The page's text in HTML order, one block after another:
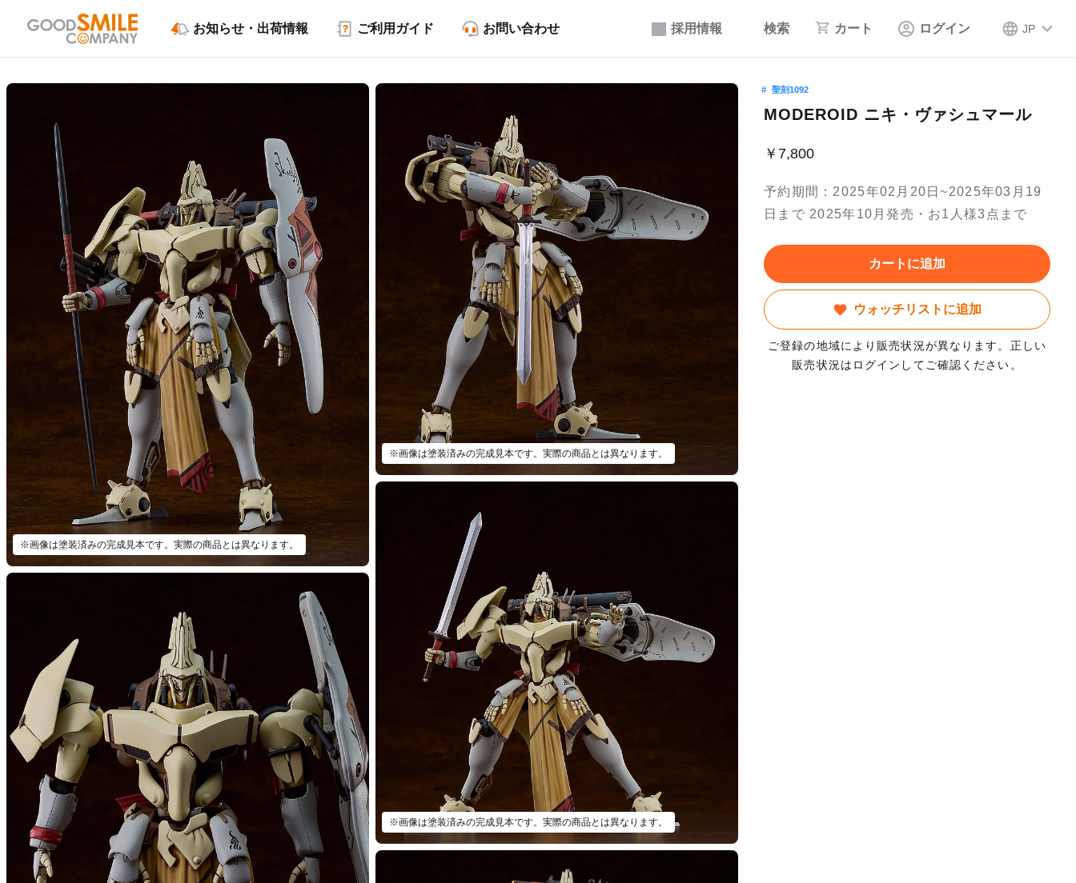
採用情報 検索 カート ログイン JP
お知らせ・出荷情報 ご利用ガイド お問い合わせ
※画像は塗装済みの完成見本です。実際の商品とは異なります。
※画像は塗装済みの完成見本です。実際の商品とは異なります。
※画像は塗装済みの完成見本です。実際の商品とは異なります。
聖刻1092
MODEROID ニキ・ヴァシュマール
￥7,800
予約期間：2025年02月20日~2025年03月19
日まで 2025年10月発売・お1人様3点まで
カートに追加
ウォッチリストに追加
ご登録の地域により販売状況が異なります。正しい
販売状況はログインしてご確認ください。